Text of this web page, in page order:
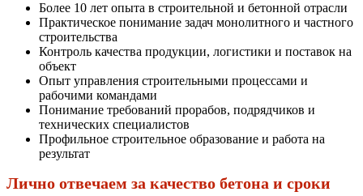
Более 10 лет опыта в строительной и бетонной отрасли
Практическое понимание задач монолитного и частного
строительства
Контроль качества продукции, логистики и поставок на
объект
Опыт управления строительными процессами и
рабочими командами
Понимание требований прорабов, подрядчиков и
технических специалистов
Профильное строительное образование и работа на
результат
Лично отвечаем за качество бетона и сроки